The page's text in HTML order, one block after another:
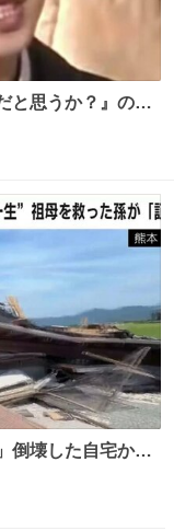
と思うか？』の一
ぼす瞬間😭
倒壊した自宅から
出した孫が「命